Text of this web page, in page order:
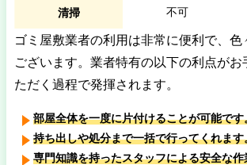
清掃 不可
ゴミ屋敷業者の利用は非常に便利で、
ございます。業者特有の以下の利点がお
ただく過程で発揮されます。
部屋全体を一度に片付けることが可能です
持ち出しや処分まで一括で行ってくれます
専門知識を持ったスタッフによる安全な